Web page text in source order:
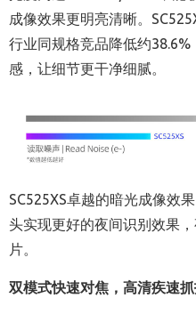
成像效果更明亮清晰。
行业同规格竞品降低约
感，让细节更干净细腻。
SC525XS卓越的暗光成像效
头实现更好的夜间识别效果
片。
双模式快速对焦，高清疾速